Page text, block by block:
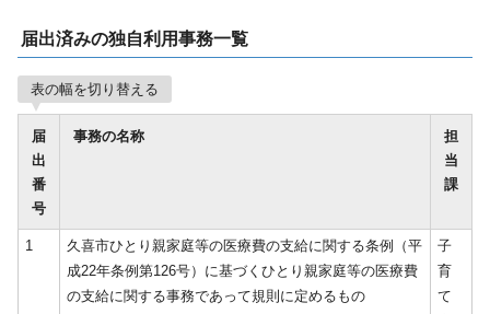
届出済みの独自利用事務一覧
表の幅を切り替える
届
出
番
号
事務の名称
担
当
課
1
久喜市ひとり親家庭等の医療費の支給に関する条例（平
成22年条例第126号）に基づくひとり親家庭等の医療費
の支給に関する事務であって規則に定めるもの
子
育
て